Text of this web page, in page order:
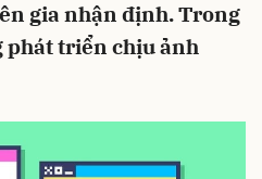
gia nhận định. Trong
phát triển chịu ảnh
Hủy Gửi